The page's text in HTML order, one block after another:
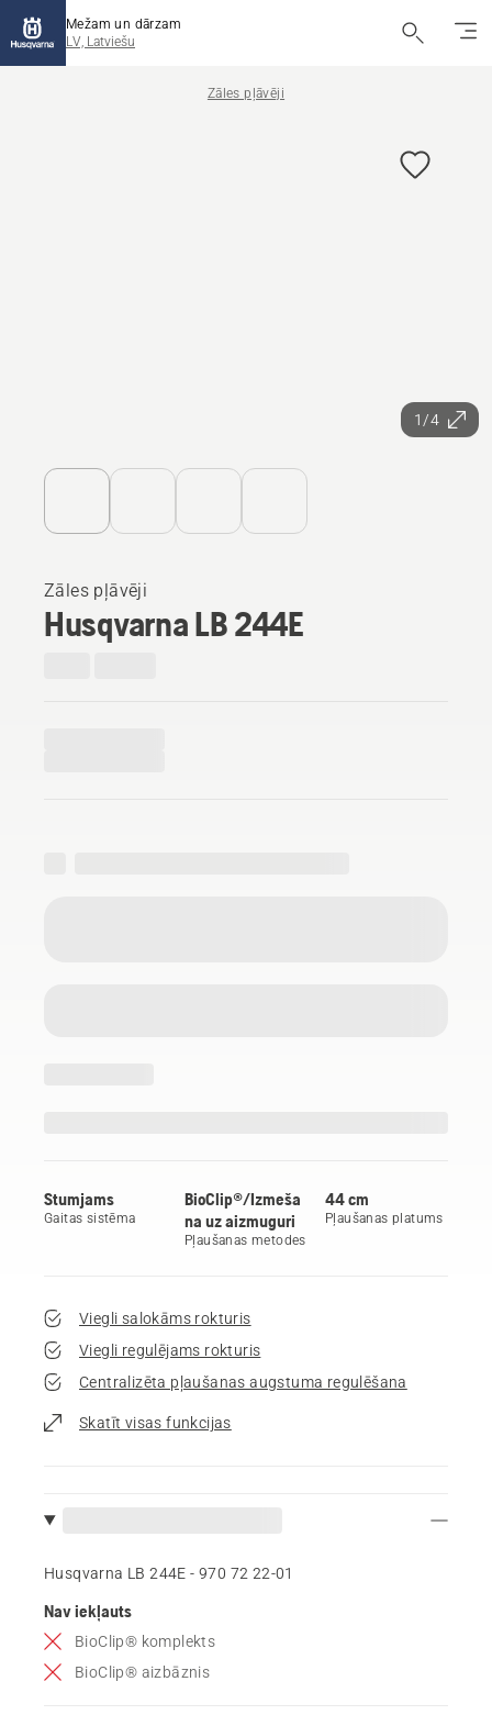
Mežam un dārzam
LV, Latviešu
Zāles pļāvēji
1/4
Zāles pļāvēji
Husqvarna LB 244E
Stumjams
Gaitas sistēma
BioClip®/Izmeša
na uz aizmuguri
Pļaušanas metodes
44 cm
Pļaušanas platums
Viegli salokāms rokturis
Viegli regulējams rokturis
Centralizēta pļaušanas augstuma regulēšana
Skatīt visas funkcijas
Husqvarna LB 244E - 970 72 22‑01
Nav iekļauts
BioClip® komplekts
BioClip® aizbāznis